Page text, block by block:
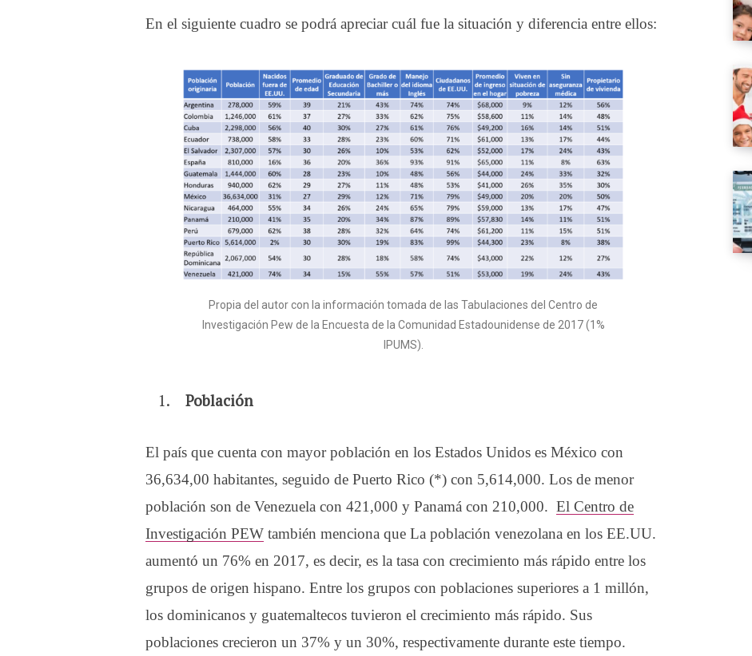
En el siguiente cuadro se podrá apreciar cuál fue la situación y diferencia entre ellos:
Propia del autor con la información tomada de las Tabulaciones del Centro de
Investigación Pew de la Encuesta de la Comunidad Estadounidense de 2017 (1%
IPUMS).
Población
El país que cuenta con mayor población en los Estados Unidos es México con
36,634,00 habitantes, seguido de Puerto Rico (*) con 5,614,000. Los de menor
población son de Venezuela con 421,000 y Panamá con 210,000. El Centro de
Investigación PEWtambién menciona que La población venezolana en los EE.UU.
aumentó un 76% en 2017, es decir, es la tasa con crecimiento más rápido entre los
grupos de origen hispano. Entre los grupos con poblaciones superiores a 1 millón,
los dominicanos y guatemaltecos tuvieron el crecimiento más rápido. Sus
poblaciones crecieron un 37% y un 30%, respectivamente durante este tiempo.